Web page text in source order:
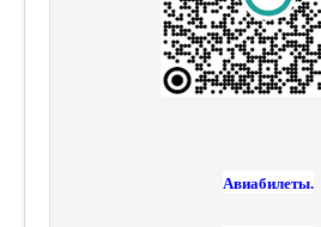
Авиабилеты.